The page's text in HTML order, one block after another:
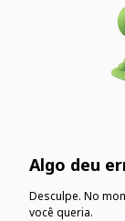
Algo deu
Desculpe. No
você queria.